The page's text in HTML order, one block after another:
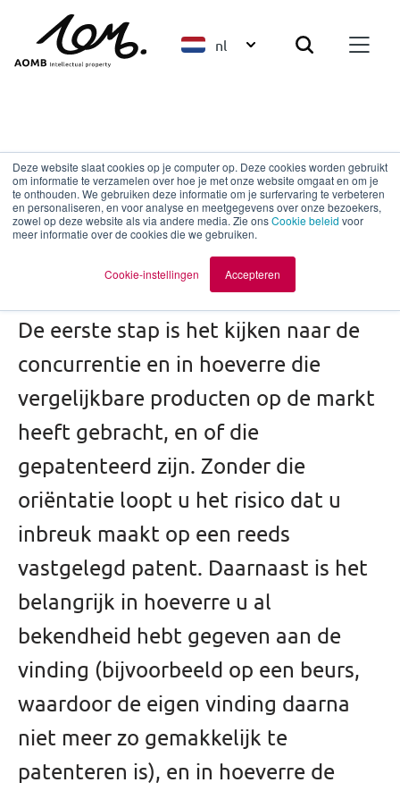
Deze website slaat cookies op je computer op. Deze cookies worden gebruikt
om informatie te verzamelen over hoe je met onze website omgaat en om je
te onthouden. We gebruiken deze informatie om je surfervaring te verbeteren
en personaliseren, en voor analyse en meetgegevens over onze bezoekers,
zowel op deze website als via andere media. Zie onsCookie beleid voor
meer informatie over de cookies die we gebruiken.
Cookie-instellingen Accepteren
nl
Patenten
Welke voorbereiding
vergt het vastleggen
van een patent?
De eerste stap is het kijken naar de
concurrentie en in hoeverre die
vergelijkbare producten op de markt
heeft gebracht, en of die
gepatenteerd zijn. Zonder die
oriëntatie loopt u het risico dat u
inbreuk maakt op een reeds
vastgelegd patent. Daarnaast is het
belangrijk in hoeverre u al
bekendheid hebt gegeven aan de
vinding (bijvoorbeeld op een beurs,
waardoor de eigen vinding daarna
niet meer zo gemakkelijk te
patenteren is), en in hoeverre de